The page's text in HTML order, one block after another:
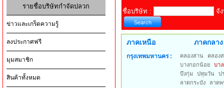
รายชื่อบริษัทกำจัดปลวก
ข่าวและเกร็ดความรู้
ลงประกาศฟรี
มุมสมาชิก
สินค้าทั้งหมด
ชื่อบริษัท : จั
ภาคเหนือ ภาคกลาง
กรุงเทพมหานคร : คลองสาน
คลอง
บางกอกน้อย
บา
บึงกุ่ม
ปทุมวัน
ป
ลาดกระบัง
ลาดพ